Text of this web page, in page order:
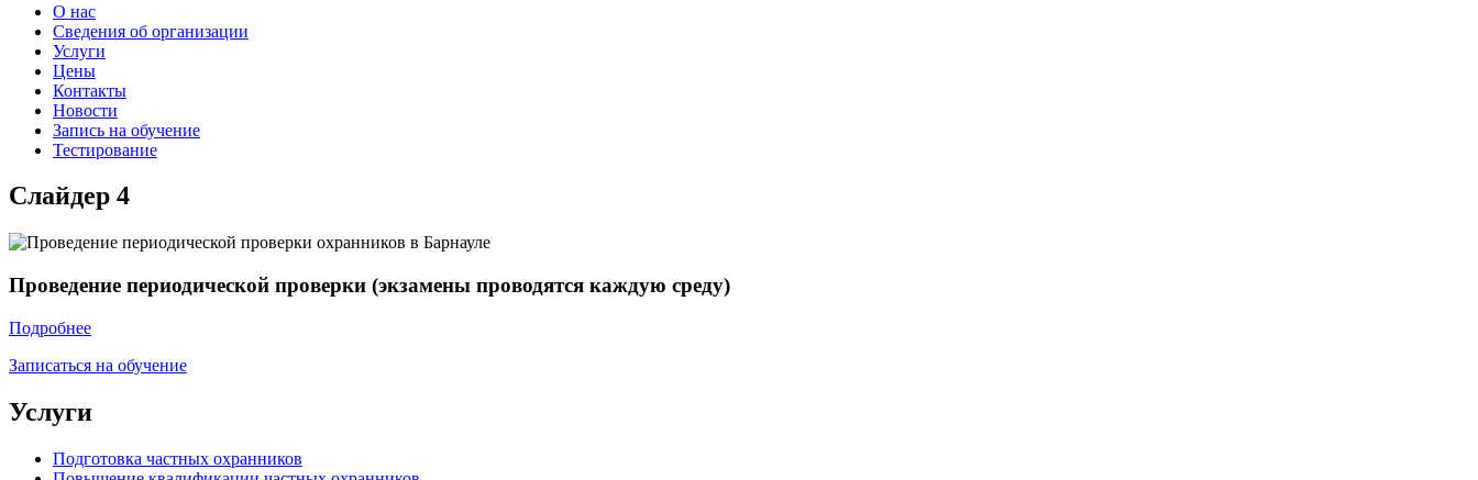
О нас
Сведения об организации
Услуги
Цены
Контакты
Новости
Запись на обучение
Тестирование
Слайдер 4
Проведение периодической проверки (экзамены проводятся каждую среду)
Подробнее
Записаться на обучение
Услуги
Подготовка частных охранников